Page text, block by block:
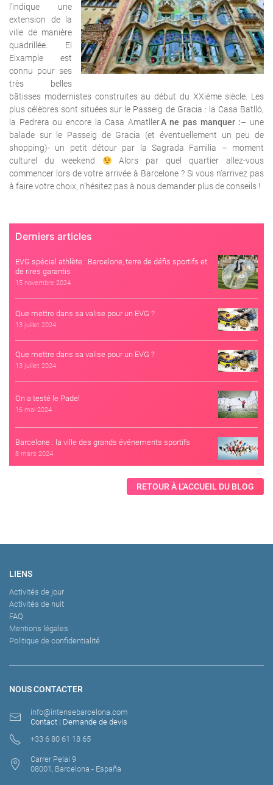
Derniers articles
EVG spécial athlète : Barcelone, terre de défis sportifs et
de rires garantis
15 novembre 2024
Que mettre dans sa valise pour un EVG ?
13 juillet 2024
Que mettre dans sa valise pour un EVG ?
13 juillet 2024
On a testé le Padel
16 mai 2024
Barcelone : la ville des grands événements sportifs
8 mars 2024
RETOUR À L'ACCUEIL DU BLOG
l’indique une
extension de la
ville de manière
quadrillée. El
Eixample est
connu pour ses
très belles
bâtisses modernistes construites au début du XXième siècle. Les
plus célèbres sont situées sur le Passeig de Gracia : la Casa Batlló,
la Pedrera ou encore la Casa Amatller.A ne pas manquer :– une
balade sur le Passeig de Gracia (et éventuellement un peu de
shopping)- un petit détour par la Sagrada Familia – moment
culturel du weekend
Alors par quel quartier allez-vous
commencer lors de votre arrivée à Barcelone ? Si vous n’arrivez pas
à faire votre choix, n’hésitez pas à nous demander plus de conseils !
NOUS CONTACTER
info@intensebarcelona.com
Contact | Demande de devis
+33 6 80 61 18 65
Carrer Pelai 9
08001, Barcelona - España
LIENS
Activités de jour
Activités de nuit
FAQ
Mentions légales
Politique de confidentialité